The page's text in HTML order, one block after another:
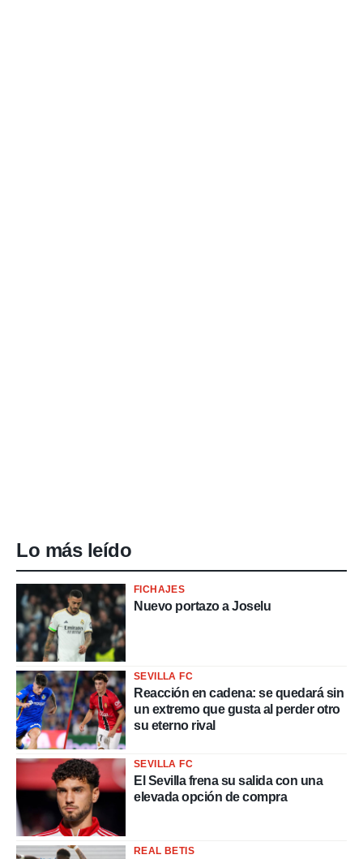
Lo más leído
FICHAJES
Nuevo portazo a Joselu
SEVILLA FC
Reacción en cadena: se quedará sin
un extremo que gusta al perder otro
su eterno rival
SEVILLA FC
El Sevilla frena su salida con una
elevada opción de compra
REAL BETIS